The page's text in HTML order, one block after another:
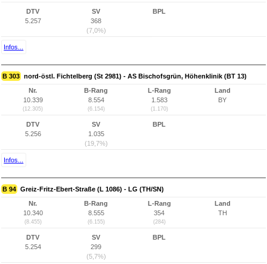
DTV
5.257
SV
368
(7,0%)
BPL
Infos...
B 303 nord-östl. Fichtelberg (St 2981) - AS Bischofsgrün, Höhenklinik (BT 13)
Nr.
10.339
(12.305)
B-Rang
8.554
(6.154)
L-Rang
1.583
(1.170)
Land
BY
DTV
5.256
SV
1.035
(19,7%)
BPL
Infos...
B 94 Greiz-Fritz-Ebert-Straße (L 1086) - LG (TH/SN)
Nr.
10.340
(8.455)
B-Rang
8.555
(6.155)
L-Rang
354
(284)
Land
TH
DTV
5.254
SV
299
(5,7%)
BPL